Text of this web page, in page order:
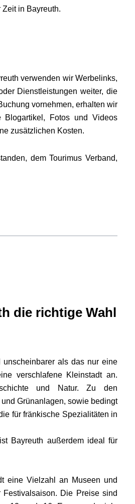
in Bayreuth.
verwenden wir Werbelinks,
Dienstleistungen weiter, die
vornehmen, erhalten wir
Fotos und Videos
zusätzlichen Kosten.
dem Tourimus Verband,
die richtige Wahl
als das nur eine
verschlafene Kleinstadt an.
und Natur. Zu den
Grünanlagen, sowie bedingt
für fränkische Spezialitäten in
Bayreuth außerdem ideal für
eine Vielzahl an Museen und
Die Preise sind